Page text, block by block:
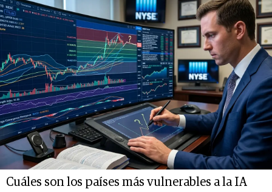
Cuáles son los países más vulnerables a la IA